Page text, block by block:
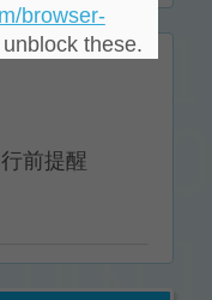
前提醒
browser-
these.